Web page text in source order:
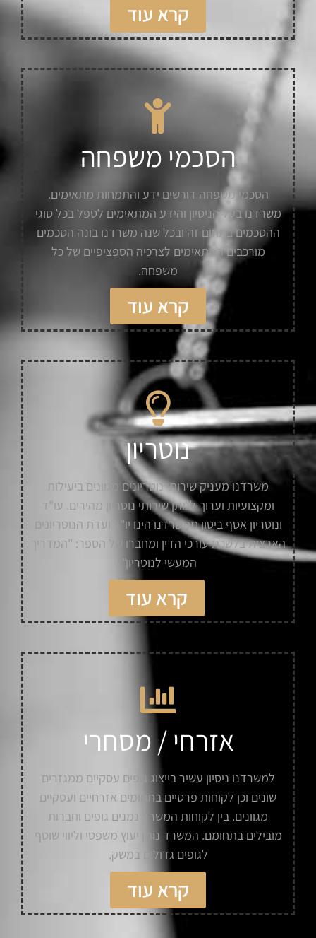
קרא עוד
הסכמי משפחה
הסכמי משפחה דורשים ידע והתמחות מתאימים.
משרדנו בעל הניסיון והידע המתאימים לטפל בכל סוגי
ההסכמים בתחום זה ובכל שנה משרדנו בונה הסכמים
מורכבים המתאימים לצרכיה הספציפיים של כל
משפחה.
קרא עוד
נוטריון
משרדנו מעניק שירותי נוטריונים מגוונים ביעילות
ומקצועיות וערוך למתן שירותי נוטריון מהירים. עו"ד
ונוטריון אסף ביטון ממשרדנו הינו יו"ר ועדת הנוטריונים
הארצית בלשכת עורכי הדין ומחברו של הספר: "המדריך
המעשי לנוטריון".
קרא עוד
אזרחי / מסחרי
למשרדנו ניסיון עשיר בייצוג גופים עסקיים ממגזרים
שונים וכן לקוחות פרטיים בתחומים אזרחיים ועסקיים
מגוונים. בין לקוחות המשרד נמנים גופים וחברות
מובילים בתחומם. המשרד נותן יעוץ משפטי וליווי שוטף
לגופים גדולים במשק.
קרא עוד